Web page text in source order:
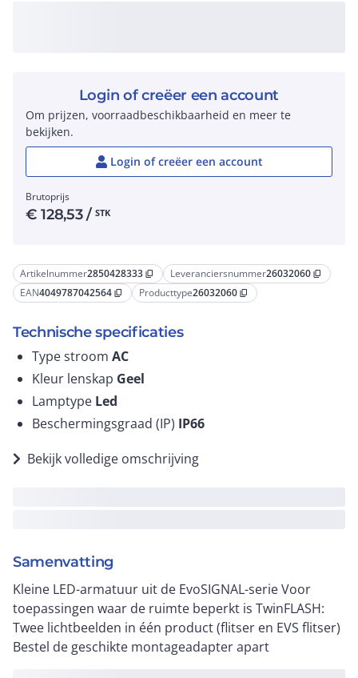
Artikelnummer2850428333 content_copy Leveranciersnummer26032060 content_copy
EAN4049787042564 content_copy Producttype26032060 content_copy
Technische specificaties
Type stroom AC
Kleur lenskap Geel
Lamptype Led
Beschermingsgraad (IP) IP66
Bekijk volledige omschrijving
Samenvatting
Kleine LED-armatuur uit de EvoSIGNAL-serie Voor
toepassingen waar de ruimte beperkt is TwinFLASH:
Twee lichtbeelden in één product (flitser en EVS flitser)
Bestel de geschikte montageadapter apart
Login of creëer een account
Om prijzen, voorraadbeschikbaarheid en meer te
bekijken.
Login of creëer een account
Brutoprijs
€128,53/ STK